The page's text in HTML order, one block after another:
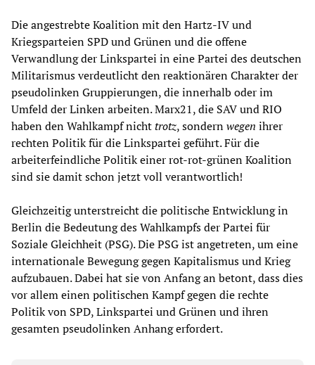
Die angestrebte Koalition mit den Hartz-IV und
Kriegsparteien SPD und Grünen und die offene
Verwandlung der Linkspartei in eine Partei des deutschen
Militarismus verdeutlicht den reaktionären Charakter der
pseudolinken Gruppierungen, die innerhalb oder im
Umfeld der Linken arbeiten. Marx21, die SAV und RIO
haben den Wahlkampf nichttrotz, sondernwegen ihrer
rechten Politik für die Linkspartei geführt. Für die
arbeiterfeindliche Politik einer rot-rot-grünen Koalition
sind sie damit schon jetzt voll verantwortlich!
Gleichzeitig unterstreicht die politische Entwicklung in
Berlin die Bedeutung des Wahlkampfs der Partei für
Soziale Gleichheit (PSG). Die PSG ist angetreten, um eine
internationale Bewegung gegen Kapitalismus und Krieg
aufzubauen. Dabei hat sie von Anfang an betont, dass dies
vor allem einen politischen Kampf gegen die rechte
Politik von SPD, Linkspartei und Grünen und ihren
gesamten pseudolinken Anhang erfordert.